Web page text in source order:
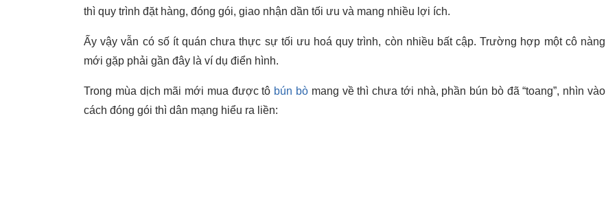
thì quy trình đặt hàng, đóng gói, giao nhận dần tối ưu và mang nhiều lợi ích.
Ấy vậy vẫn có số ít quán chưa thực sự tối ưu hoá quy trình, còn nhiều bất cập. Trường hợp một cô nàng
mới gặp phải gần đây là ví dụ điển hình.
Trong mùa dịch mãi mới mua được tô bún bòmang về thì chưa tới nhà, phần bún bò đã “toang”, nhìn vào
cách đóng gói thì dân mạng hiểu ra liền: